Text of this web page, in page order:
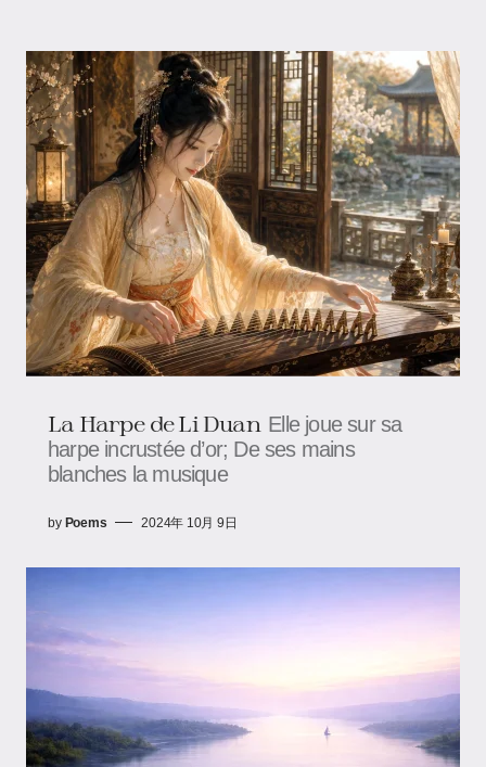
La Harpe de Li Duan Elle joue sur sa
harpe incrustée d’or; De ses mains
blanches la musique
by Poems 2024年 10月 9日